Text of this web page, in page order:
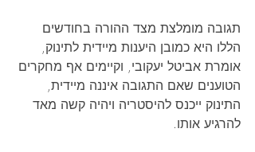
תגובה מומלצת מצד ההורה בחודשים
הללו היא כמובן היענות מיידית לתינוק,
אומרת אביטל יעקובי, וקיימים אף מחקרים
הטוענים שאם התגובה איננה מיידית,
התינוק ייכנס להיסטריה ויהיה קשה מאד
להרגיע אותו.